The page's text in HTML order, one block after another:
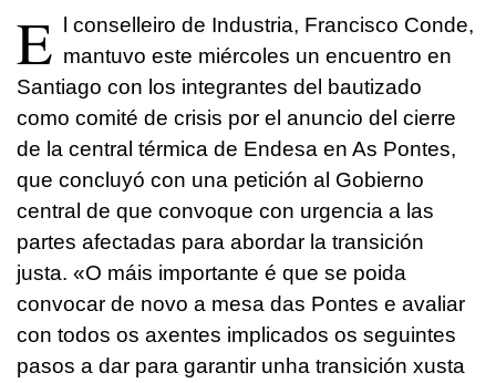
E l conselleiro de Industria, Francisco Conde,
mantuvo este miércoles un encuentro en
Santiago con los integrantes del bautizado
como comité de crisis por el anuncio del cierre
de la central térmica de Endesa en As Pontes,
que concluyó con una petición al Gobierno
central de que convoque con urgencia a las
partes afectadas para abordar la transición
justa. «O máis importante é que se poida
convocar de novo a mesa das Pontes e avaliar
con todos os axentes implicados os seguintes
pasos a dar para garantir unha transición xusta